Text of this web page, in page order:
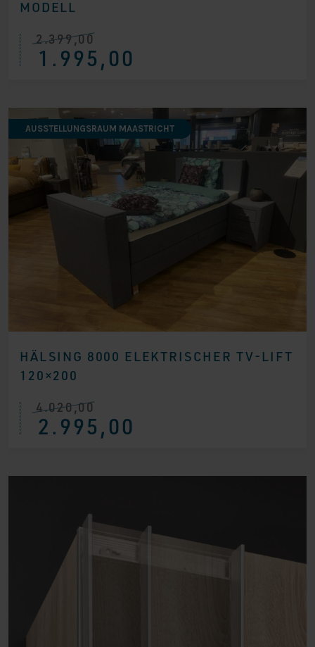
MODELL
2.399,00
Ursprünglicher
Preis
war:1.995,00
Aktueller
Preis
ist:
HÄLSING 8000 ELEKTRISCHER TV-LIFT
120×200
AUSSTELLUNGSRAUM MAASTRICHT
4.020,00
Ursprünglicher
Preis
war:
2.995,00
Aktueller
Preis
ist: